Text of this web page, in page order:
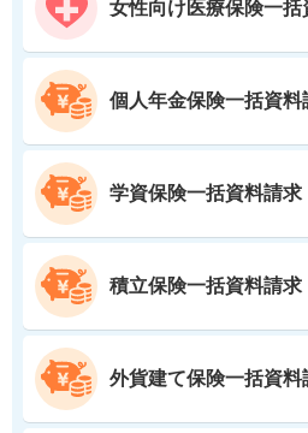
女性向け医療保険一括
個人年金保険一括資料
学資保険一括資料請求
積立保険一括資料請求
外貨建て保険一括資料